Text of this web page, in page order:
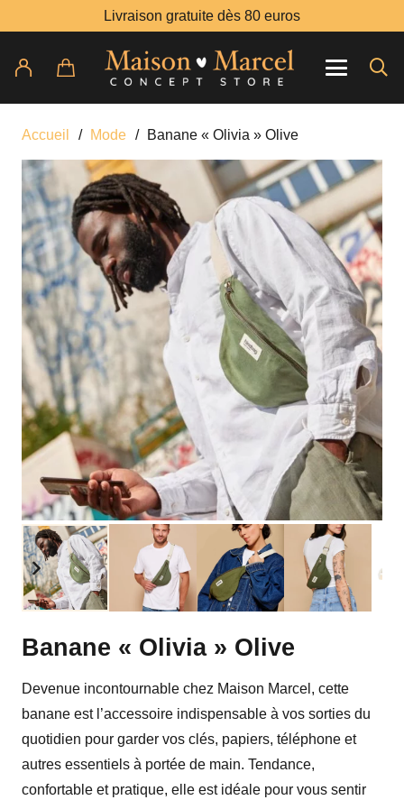
Livraison gratuite dès 80 euros
Accueil / Mode / Banane « Olivia » Olive
Banane « Olivia » Olive
Devenue incontournable chez Maison Marcel, cette
banane est l’accessoire indispensable à vos sorties du
quotidien pour garder vos clés, papiers, téléphone et
autres essentiels à portée de main. Tendance,
confortable et pratique, elle est idéale pour vous sentir